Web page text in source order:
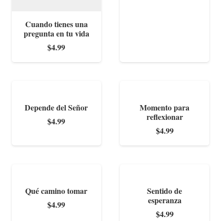
Cuando tienes una
pregunta en tu vida
$4.99
Depende del Señor
$4.99
Momento para
reflexionar
$4.99
Qué camino tomar
$4.99
Sentido de
esperanza
$4.99